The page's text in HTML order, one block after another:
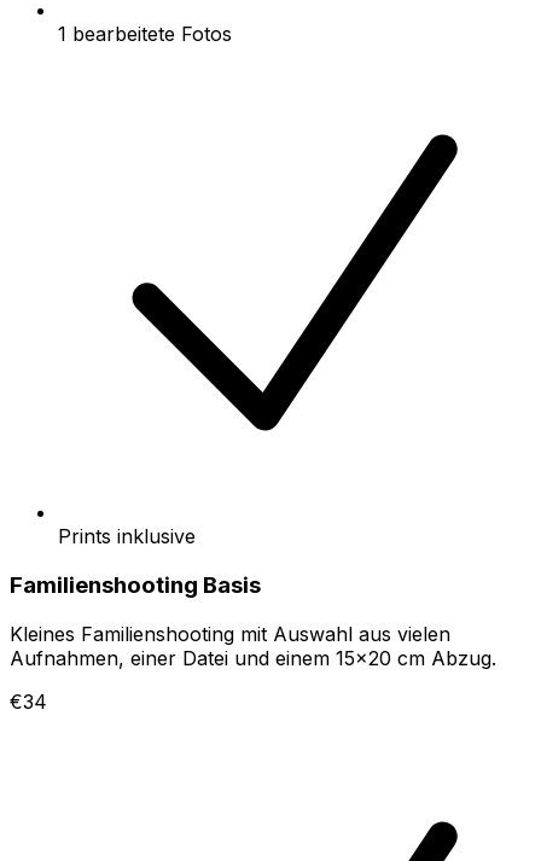
1 bearbeitete Fotos
Prints inklusive
Familienshooting Basis
Kleines Familienshooting mit Auswahl aus vielen
Aufnahmen, einer Datei und einem 15x20 cm Abzug.
€34